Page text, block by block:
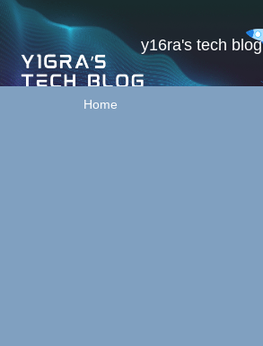
y16ra's tech blog
Home